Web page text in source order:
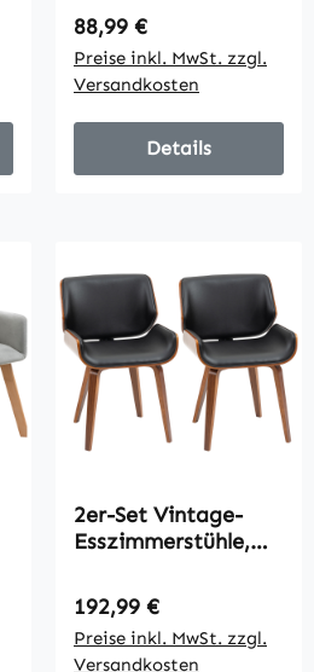
gebogene
Sprossenlehne, Weiß
Regulärer Preis:
88,99 €
Preise inkl. MwSt. zzgl.
Versandkosten
Details
2er-Set Vintage-
Esszimmerstühle,
Schaumstoff,
Schwarz
Regulärer Preis:
192,99 €
Preise inkl. MwSt. zzgl.
Versandkosten